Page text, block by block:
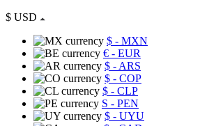
$ USD
$ - MXN
€ - EUR
$ - ARS
$ - COP
$ - CLP
S - PEN
$ - UYU